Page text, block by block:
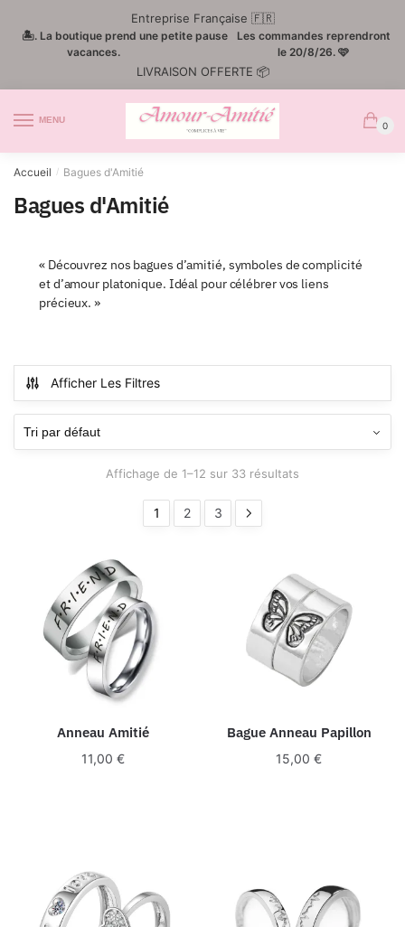
Entreprise Française 🇫🇷
🏝️. La boutique prend une petite pause
vacances.
Les commandes reprendront
le 20/8/26. 🩷
LIVRAISON OFFERTE 📦
MENU
0
Accueil / Bagues d'Amitié
Bagues d'Amitié
« Découvrez nos bagues d’amitié, symboles de complicité
et d’amour platonique. Idéal pour célébrer vos liens
précieux. »
Afficher Les Filtres
Affichage de 1–12 sur 33 résultats
1 2 3
Anneau Amitié
11,00 €
Bague Anneau Papillon
15,00€